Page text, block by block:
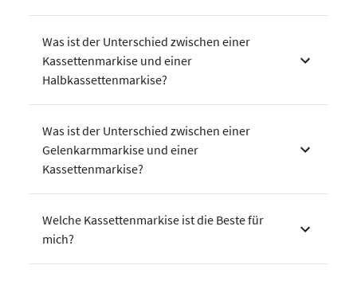
Was ist der Unterschied zwischen einer
Kassettenmarkise und einer
Halbkassettenmarkise?
Was ist der Unterschied zwischen einer
Gelenkarmmarkise und einer
Kassettenmarkise?
Welche Kassettenmarkise ist die Beste für
mich?